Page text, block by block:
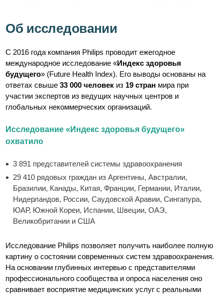
Об исследовании
С 2016 года компания Philips проводит ежегодное
международное исследование «Индекс здоровья
будущего» (Future Health Index). Его выводы основаны на
ответах свыше33 000 человек из 19 стран мира при
участии экспертов из ведущих научных центров и
глобальных некоммерческих организаций.
Исследование «Индекс здоровья будущего»
охватило
3 891 представителей системы здравоохранения
29 410 рядовых граждан из Аргентины, Австралии,
Бразилии, Канады, Китая, Франции, Германии, Италии,
Нидерландов, России, Саудовской Аравии, Сингапура,
ЮАР, Южной Кореи, Испании, Швеции, ОАЭ,
Великобритании и США
Исследование Philips позволяет получить наиболее полную
картину о состоянии современных систем здравоохранения.
На основании глубинных интервью с представителями
профессионального сообщества и опроса населения оно
сравнивает восприятие медицинских услуг с реальными